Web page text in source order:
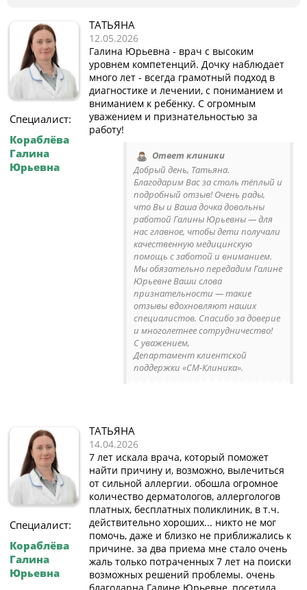
Специалист:
Кораблёва
Галина
Юрьевна
ТАТЬЯНА
12.05.2026
Галина Юрьевна - врач с высоким
уровнем компетенций. Дочку наблюдает
много лет - всегда грамотный подход в
диагностике и лечении, с пониманием и
вниманием к ребёнку. С огромным
уважением и признательностью за
работу!
Ответ клиники
Добрый день, Татьяна.
Благодарим Вас за столь тёплый и
подробный отзыв! Очень рады,
что Вы и Ваша дочка довольны
работой Галины Юрьевны — для
нас главное, чтобы дети получали
качественную медицинскую
помощь с заботой и вниманием.
Мы обязательно передадим Галине
Юрьевне Ваши слова
признательности — такие
отзывы вдохновляют наших
специалистов. Спасибо за доверие
и многолетнее сотрудничество!
С уважением,
Департамент клиентской
поддержки «СМ-Клиника».
Специалист:
Кораблёва
Галина
Юрьевна
ТАТЬЯНА
14.04.2026
7 лет искала врача, который поможет
найти причину и, возможно, вылечиться
от сильной аллергии. обошла огромное
количество дерматологов, аллергологов
платных, бесплатных поликлиник, в т.ч.
действительно хороших... никто не мог
помочь, даже и близко не приближались к
причине. за два приема мне стало очень
жаль только потраченных 7 лет на поиски
возможных решений проблемы. очень
благодарна Галине Юрьевне, посетила